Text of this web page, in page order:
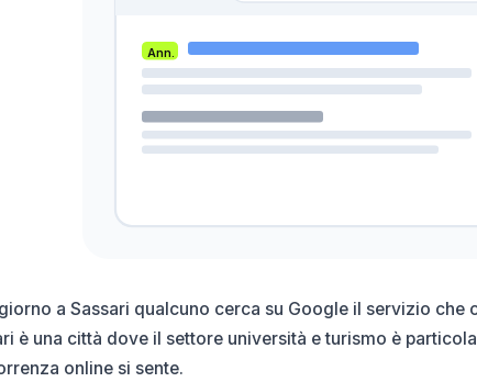
Ann.
a Sassari qualcuno cerca su Google il servizio che
è una città dove il settore università e turismo è
online si sente.